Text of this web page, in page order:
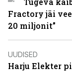
Fractory jäi
20 miljonit”
UUDISED
Harju Elekter